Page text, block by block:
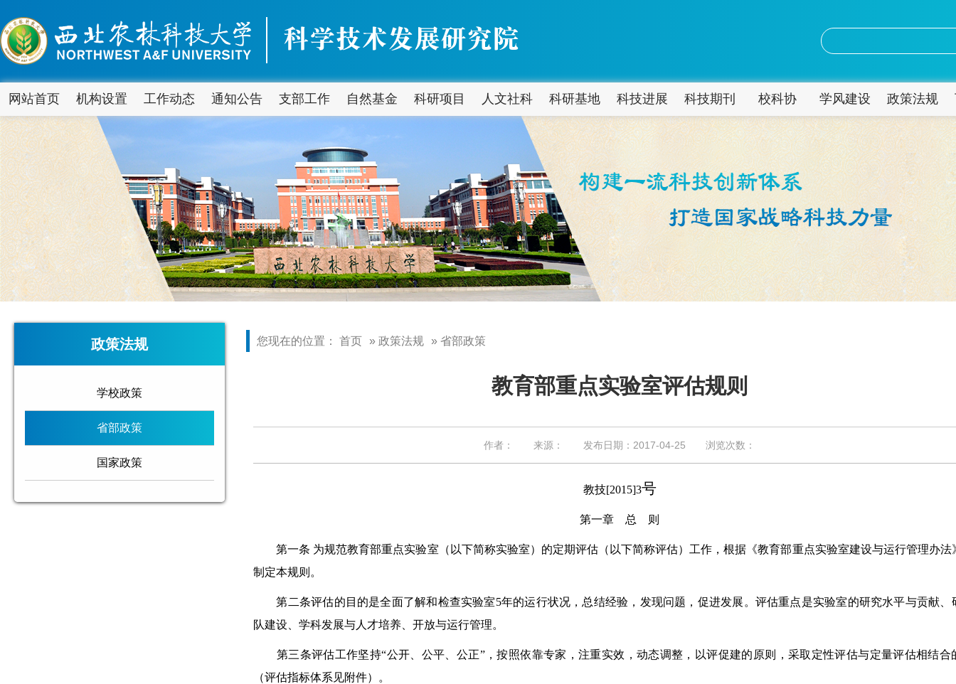
网站首页 机构设置 工作动态 通知公告 支部工作 自然基金 科研项目 人文社科 科研基地 科技进展 科技期刊 校科协 学风建设 政策法规
政策法规
学校政策
省部政策
国家政策
您现在的位置： 首页 » 政策法规 » 省部政策
教育部重点实验室评估规则
作者： 来源： 发布日期：2017-04-25 浏览次数：
教技[2015]3号
第一章 总 则
第一条 为规范教育部重点实验室（以下简称实验室）的定期评估（以下简称评估）工作，根据《教育部重点实验室建设与运行管理办法
制定本规则。
第二条评估的目的是全面了解和检查实验室5年的运行状况，总结经验，发现问题，促进发展。评估重点是实验室的研究水平与贡献、
队建设、学科发展与人才培养、开放与运行管理。
第三条评估工作坚持“公开、公平、公正”，按照依靠专家，注重实效，动态调整，以评促建的原则，采取定性评估与定量评估相结合
（评估指标体系见附件）。